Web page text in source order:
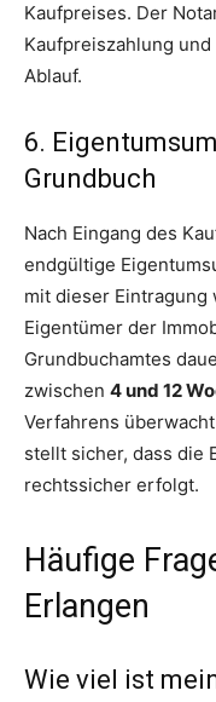
Kaufpreises. Der
Kaufpreiszahlung
Ablauf.
6.
Grundbuch
Nach Eingang des
endgültige
mit dieser
Eigentümer der
Grundbuchamtes
zwischen 4 und 12
Verfahrens
stellt sicher, dass die
rechtssicher erfolgt.
Häufige
Erlangen
Wie viel ist